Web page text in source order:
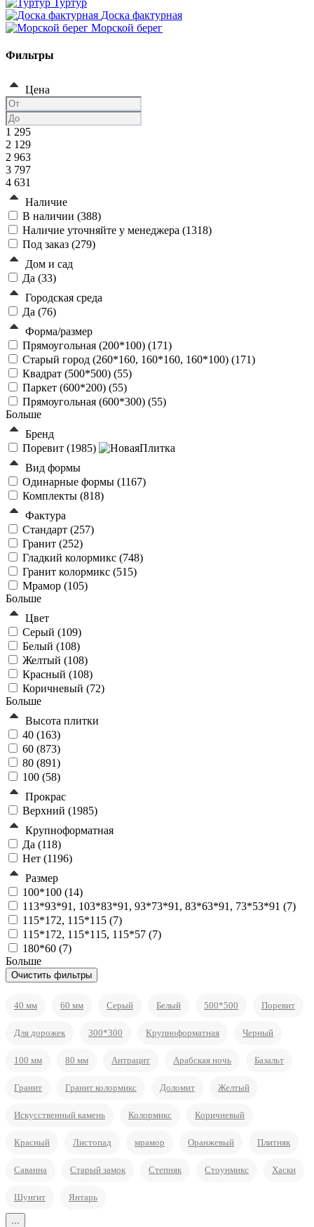
Доска фактурная
Морской берег
Фильтры
Цена
1 295
2 129
2 963
3 797
4 631
Наличие
В наличии (388)
Наличие уточняйте у менеджера (1318)
Под заказ (279)
Дом и сад
Да (33)
Городская среда
Да (76)
Форма/размер
Прямоугольная (200*100) (171)
Старый город (260*160, 160*160, 160*100) (171)
Квадрат (500*500) (55)
Паркет (600*200) (55)
Прямоугольная (600*300) (55)
Больше
Бренд
Поревит (1985)
Вид формы
Одинарные формы (1167)
Комплекты (818)
Фактура
Стандарт (257)
Гранит (252)
Гладкий колормикс (748)
Гранит колормикс (515)
Мрамор (105)
Больше
Цвет
Серый (109)
Белый (108)
Желтый (108)
Красный (108)
Коричневый (72)
Больше
Высота плитки
40 (163)
60 (873)
80 (891)
100 (58)
Прокрас
Верхний (1985)
Крупноформатная
Да (118)
Нет (1196)
Размер
100*100 (14)
113*93*91, 103*83*91, 93*73*91, 83*63*91, 73*53*91 (7)
115*172, 115*115 (7)
115*172, 115*115, 115*57 (7)
180*60 (7)
Больше
40 мм 60 мм Серый Белый 500*500 Поревит
Для дорожек 300*300 Крупноформатная Черный
100 мм 80 мм Антрацит Арабская ночь Базальт
Гранит Гранит колормикс Доломит Желтый
Искусственный камень Колормикс Коричневый
Красный Листопад мрамор Оранжевый Плитняк
Саванна Старый замок Степняк Стоунмикс Хаски
Шунгит Янтарь
...